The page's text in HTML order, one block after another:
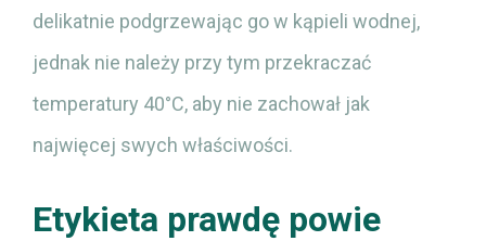
delikatnie podgrzewając go w kąpieli wodnej,
jednak nie należy przy tym przekraczać
temperatury 40°C, aby nie zachował jak
najwięcej swych właściwości.
Etykieta prawdę powie